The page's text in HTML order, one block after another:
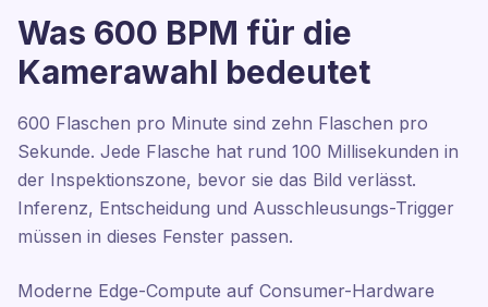
Was 600 BPM für die
Kamerawahl bedeutet
600 Flaschen pro Minute sind zehn Flaschen pro
Sekunde. Jede Flasche hat rund 100 Millisekunden in
der Inspektionszone, bevor sie das Bild verlässt.
Inferenz, Entscheidung und Ausschleusungs-Trigger
müssen in dieses Fenster passen.
Moderne Edge-Compute auf Consumer-Hardware